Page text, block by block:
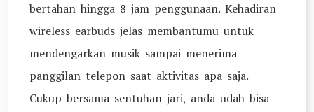
bertahan hingga 8 jam penggunaan. Kehadiran
wireless earbuds jelas membantumu untuk
mendengarkan musik sampai menerima
panggilan telepon saat aktivitas apa saja.
Cukup bersama sentuhan jari, anda udah bisa